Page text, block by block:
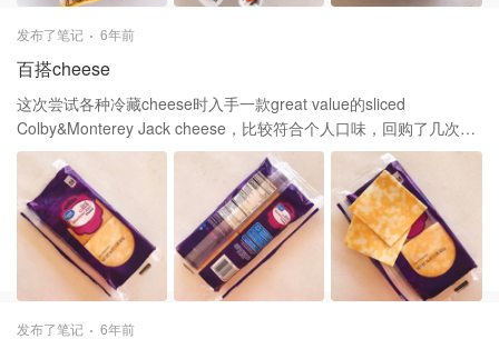
发布了笔记 6年前
百搭cheese
这次尝试各种冷藏cheese时入手一款great value的sliced
Colby&Monterey Jack cheese，比较符合个人口味，回购了几次，
这款cheese微咸,里面有两大块，可以撕成薄皮.日常偶尔拿一两片当
零食吃，煮泡面🍜面上加cheese片或酱油炒饭时加入，更多是做三
明治🥪
发布了笔记 6年前